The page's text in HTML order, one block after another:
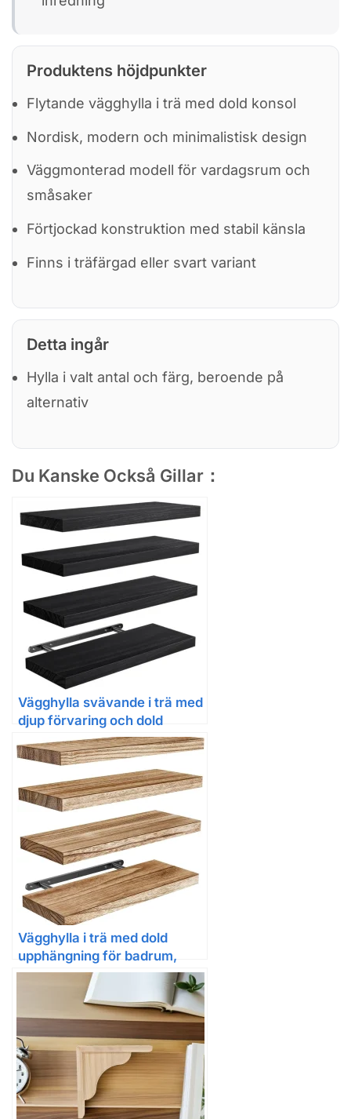
Produktens höjdpunkter
Flytande vägg­hylla i trä med dold konsol
Nordisk, modern och minimalistisk design
Väggmonterad modell för vardagsrum och
småsaker
Förtjockad konstruktion med stabil känsla
Finns i träfärgad eller svart variant
Detta ingår
Hylla i valt antal och färg, beroende på
alternativ
Du Kanske Också Gillar：
Vägghylla svävande i trä med
djup förvaring och dold
montering
Vägghylla i trä med dold
upphängning för badrum,
vardagsrum och kök